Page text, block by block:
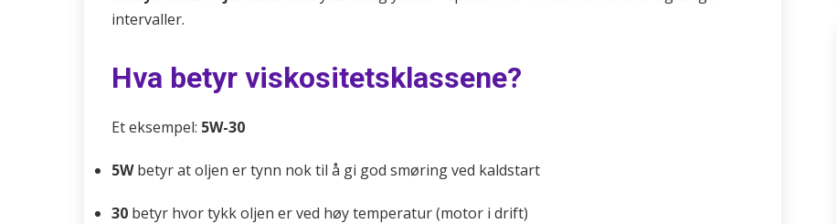
intervaller.
Hva betyr viskositetsklassene?
Et eksempel: 5W-30
5Wbetyr at oljen er tynn nok til å gi god smøring ved kaldstart
30 betyr hvor tykk oljen er ved høy temperatur (motor i drift)